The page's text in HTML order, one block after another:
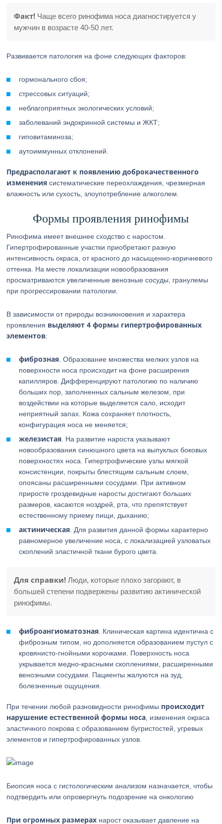
Факт! Чаще всего ринофима носа диагностируется у
мужчин в возрасте 40-50 лет.
Развивается патология на фоне следующих факторов:
гормонального сбоя;
стрессовых ситуаций;
неблагоприятных экологических условий;
заболеваний эндокринной системы и ЖКТ;
гиповитаминоза;
аутоиммунных отклонений.
Предрасполагают к появлению доброкачественного
изменения систематические переохлаждения, чрезмерная
влажность или сухость, злоупотребление алкоголем.
Формы проявления ринофимы
Ринофима имеет внешнее сходство с наростом.
Гипертрофированные участки приобретают разную
интенсивность окраса, от красного до насыщенно-коричневого
оттенка. На месте локализации новообразования
просматриваются увеличенные венозные сосуды, гранулемы
при прогрессировании патологии.
В зависимости от природы возникновения и характера
проявления выделяют 4 формы гипертрофированных
элементов:
фиброзная . Образование множества мелких узлов на
поверхности носа происходит на фоне расширения
капилляров. Дифференцируют патологию по наличию
больших пор, заполненных сальным железом, при
воздействии на которые выделяется сало, исходит
неприятный запах. Кожа сохраняет плотность,
конфигурация носа не меняется;
железистая . На развитие нароста указывают
новообразования синюшного цвета на выпуклых боковых
поверхностях носа. Гипертрофические узлы мягкой
консистенции, покрыты блестящим сальным слоем,
опоясаны расширенными сосудами. При активном
приросте гроздевидные наросты достигают больших
размеров, касаются ноздрей, рта, что препятствует
естественному приему пищи, дыханию;
актиническая . Для развития данной формы характерно
равномерное увеличение носа, с локализацией узловатых
скоплений эластичной ткани бурого цвета.
Для справки! Люди, которые плохо загорают, в
большей степени подвержены развитию актинической
ринофимы.
фиброангиоматозная . Клиническая картина идентична с
фиброзным типом, но дополняется образованием пустул с
кровянисто-гнойными корочками. Поверхность носа
укрывается медно-красными скоплениями, расширенными
венозными сосудами. Пациенты жалуются на зуд,
болезненные ощущения.
При течении любой разновидности ринофимы происходит
нарушение естественной формы носа , изменения окраса
эластичного покрова с образованием бугристостей, угревых
элементов и гипертрофированных узлов.
Биопсия носа с гистологическим анализом назначается, чтобы
подтвердить или опровергнуть подозрение на онкологию
При огромных размерах нарост оказывает давление на